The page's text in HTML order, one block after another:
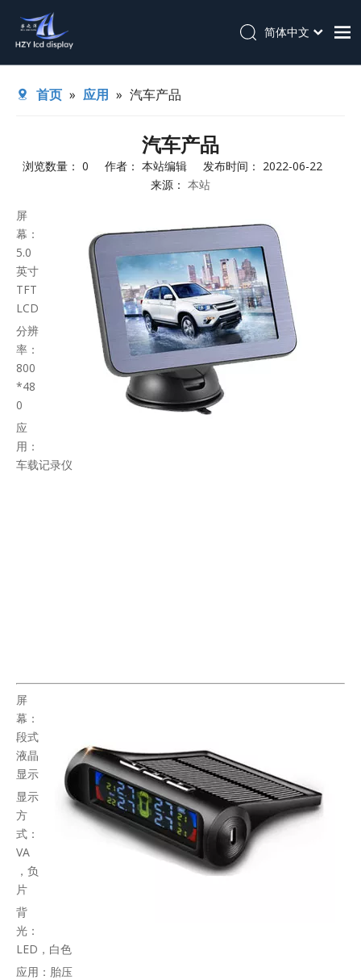
应用
新闻
联系我们
简体中文
首页 » 应用 » 汽车产品
汽车产品
浏览数量： 0 作者： 本站编辑 发布时间： 2022-06-22
来源： 本站
["wechat"]
屏
幕：
5.0
英寸
TFT
LCD
分辨
率：
800
*48
0
应
用：
车载记录仪
屏
幕：
段式
液晶
显示
显示
方
式：
VA
，负
片
背
光：
LED，白色
应用：胎压